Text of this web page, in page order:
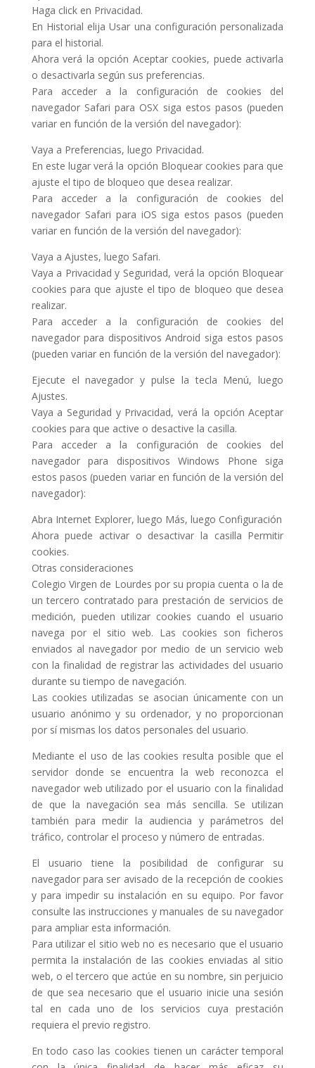
Haga click en Privacidad.
En Historial elija Usar una configuración personalizada
para el historial.
Ahora verá la opción Aceptar cookies, puede activarla
o desactivarla según sus preferencias.
Para acceder a la configuración de cookies del
navegador Safari para OSX siga estos pasos (pueden
variar en función de la versión del navegador):
Vaya a Preferencias, luego Privacidad.
En este lugar verá la opción Bloquear cookies para que
ajuste el tipo de bloqueo que desea realizar.
Para acceder a la configuración de cookies del
navegador Safari para iOS siga estos pasos (pueden
variar en función de la versión del navegador):
Vaya a Ajustes, luego Safari.
Vaya a Privacidad y Seguridad, verá la opción Bloquear
cookies para que ajuste el tipo de bloqueo que desea
realizar.
Para acceder a la configuración de cookies del
navegador para dispositivos Android siga estos pasos
(pueden variar en función de la versión del navegador):
Ejecute el navegador y pulse la tecla Menú, luego
Ajustes.
Vaya a Seguridad y Privacidad, verá la opción Aceptar
cookies para que active o desactive la casilla.
Para acceder a la configuración de cookies del
navegador para dispositivos Windows Phone siga
estos pasos (pueden variar en función de la versión del
navegador):
Abra Internet Explorer, luego Más, luego Configuración
Ahora puede activar o desactivar la casilla Permitir
cookies.
Otras consideraciones
Colegio Virgen de Lourdes por su propia cuenta o la de
un tercero contratado para prestación de servicios de
medición, pueden utilizar cookies cuando el usuario
navega por el sitio web. Las cookies son ficheros
enviados al navegador por medio de un servicio web
con la finalidad de registrar las actividades del usuario
durante su tiempo de navegación.
Las cookies utilizadas se asocian únicamente con un
usuario anónimo y su ordenador, y no proporcionan
por sí mismas los datos personales del usuario.
Mediante el uso de las cookies resulta posible que el
servidor donde se encuentra la web reconozca el
navegador web utilizado por el usuario con la finalidad
de que la navegación sea más sencilla. Se utilizan
también para medir la audiencia y parámetros del
tráfico, controlar el proceso y número de entradas.
El usuario tiene la posibilidad de configurar su
navegador para ser avisado de la recepción de cookies
y para impedir su instalación en su equipo. Por favor
consulte las instrucciones y manuales de su navegador
para ampliar esta información.
Para utilizar el sitio web no es necesario que el usuario
permita la instalación de las cookies enviadas al sitio
web, o el tercero que actúe en su nombre, sin perjuicio
de que sea necesario que el usuario inicie una sesión
tal en cada uno de los servicios cuya prestación
requiera el previo registro.
En todo caso las cookies tienen un carácter temporal